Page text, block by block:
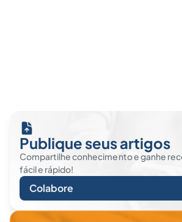
Publique seus artigos
Compartilhe conhecimento e ganhe
fácil e rápido!
Colabore